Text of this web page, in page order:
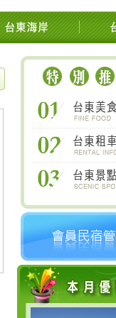
上關山鹿野太麻里金針山南橫